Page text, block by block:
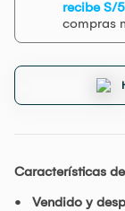
recibe S/
compras
Características
Vendido y